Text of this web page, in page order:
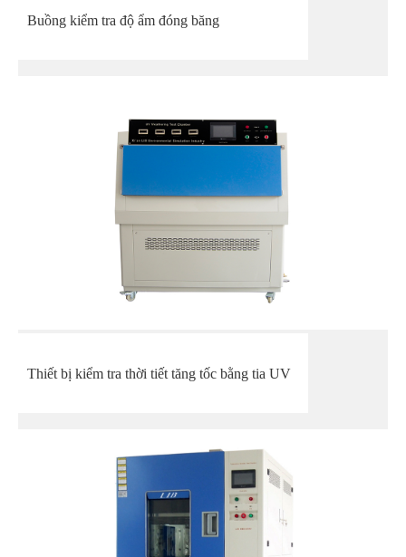
Buồng kiểm tra độ ẩm đóng băng
Thiết bị kiểm tra thời tiết tăng tốc bằng tia UV